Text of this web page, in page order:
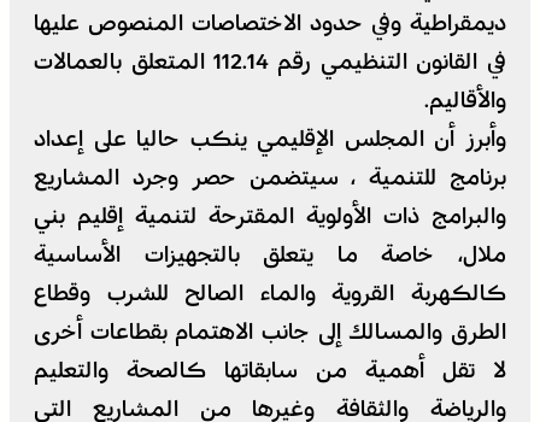
ديمقراطية وفي حدود الاختصاصات المنصوص عليها
في القانون التنظيمي رقم 112.14 المتعلق بالعمالات
والأقاليم.
وأبرز أن المجلس الإقليمي ينكب حاليا على إعداد
برنامج للتنمية ، سيتضمن حصر وجرد المشاريع
والبرامج ذات الأولوية المقترحة لتنمية إقليم بني
ملال، خاصة ما يتعلق بالتجهيزات الأساسية
كالكهربة القروية والماء الصالح للشرب وقطاع
الطرق والمسالك إلى جانب الاهتمام بقطاعات أخرى
لا تقل أهمية من سابقاتها كالصحة والتعليم
والرياضة والثقافة وغيرها من المشاريع التي